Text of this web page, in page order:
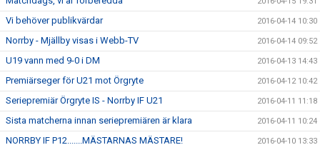
Vi behöver publikvärdar 2016-04-14 10:30
Norrby - Mjällby visas i Webb-TV 2016-04-14 09:52
U19 vann med 9-0 i DM 2016-04-13 14:43
Premiärseger för U21 mot Örgryte 2016-04-12 10:42
Seriepremiär Örgryte IS - Norrby IF U21 2016-04-11 11:18
Sista matcherna innan seriepremiären är klara 2016-04-11 10:24
NORRBY IF P12.......MÄSTARNAS MÄSTARE! 2016-04-10 13:33